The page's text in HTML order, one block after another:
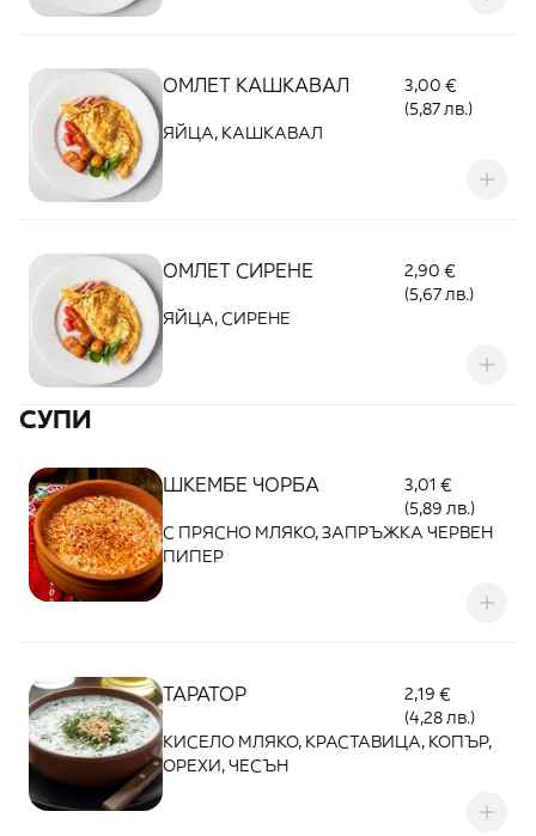
ОМЛЕТ КАШКАВАЛ
3,00 €
(5,87 лв.)
ЯЙЦА, КАШКАВАЛ
ОМЛЕТ СИРЕНЕ
2,90 €
(5,67 лв.)
ЯЙЦА, СИРЕНЕ
СУПИ
ШКЕМБЕ ЧОРБА
3,01 €
(5,89 лв.)
С ПРЯСНО МЛЯКО, ЗАПРЪЖКА ЧЕРВЕН
ПИПЕР
ТАРАТОР
2,19 €
(4,28 лв.)
КИСЕЛО МЛЯКО, КРАСТАВИЦА, КОПЪР,
ОРЕХИ, ЧЕСЪН